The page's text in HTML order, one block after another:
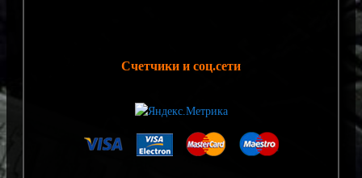
Счетчики и соц.сети